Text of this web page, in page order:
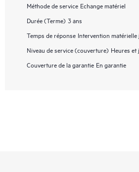
Méthode de service Echange matériel
Durée (Terme) 3 ans
Temps de réponse Intervention
Niveau de service (couverture) Heures
Couverture de la garantie En garantie